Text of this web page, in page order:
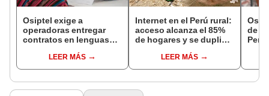
Osiptel exige a
operadoras entregar
contratos en lenguas
solicitados: más de 25
mil fueron emitidos en
LEER MÁS
Internet en el Perú rural:
acceso alcanza el 85%
de hogares y se duplica
LEER MÁS
de
Perú